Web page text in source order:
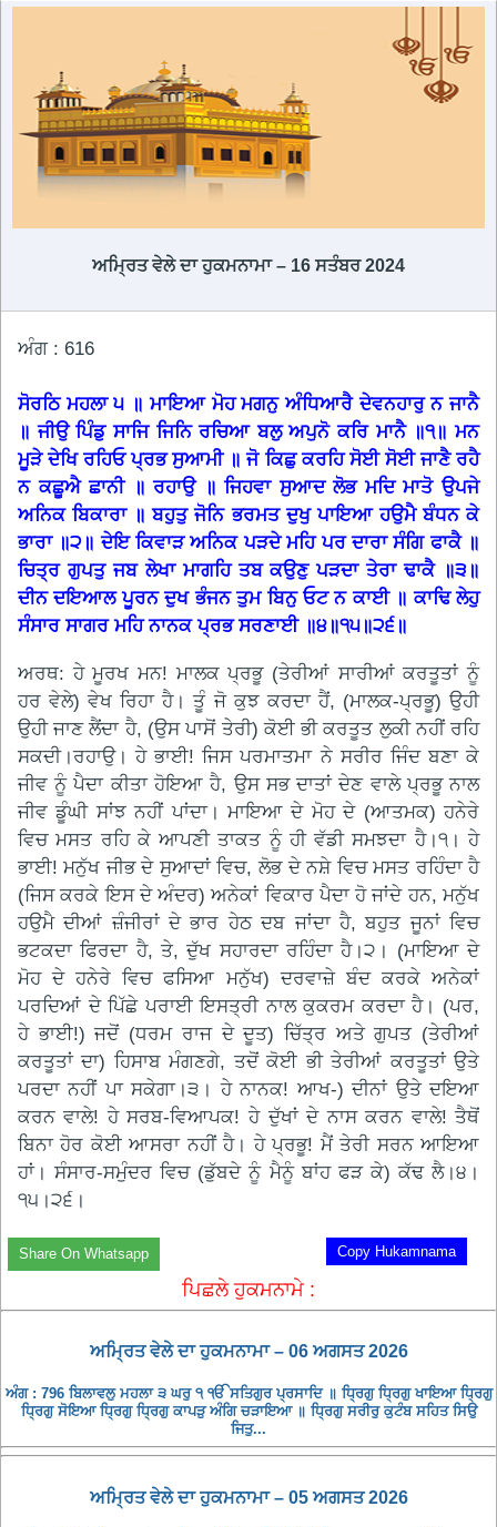
ਅਮ੍ਰਿਤ ਵੇਲੇ ਦਾ ਹੁਕਮਨਾਮਾ – 16 ਸਤੰਬਰ 2024
ਅੰਗ : 616
ਸੋਰਠਿ ਮਹਲਾ ੫ ॥ ਮਾਇਆ ਮੋਹ ਮਗਨੁ ਅੰਧਿਆਰੈ ਦੇਵਨਹਾਰੁ ਨ ਜਾਨੈ
॥ ਜੀਉ ਪਿੰਡੁ ਸਾਜਿ ਜਿਨਿ ਰਚਿਆ ਬਲੁ ਅਪੁਨੋ ਕਰਿ ਮਾਨੈ ॥੧॥ ਮਨ
ਮੂੜੇ ਦੇਖਿ ਰਹਿਓ ਪ੍ਰਭ ਸੁਆਮੀ ॥ ਜੋ ਕਿਛੁ ਕਰਹਿ ਸੋਈ ਸੋਈ ਜਾਣੈ ਰਹੈ
ਨ ਕਛੂਐ ਛਾਨੀ ॥ ਰਹਾਉ ॥ ਜਿਹਵਾ ਸੁਆਦ ਲੋਭ ਮਦਿ ਮਾਤੋ ਉਪਜੇ
ਅਨਿਕ ਬਿਕਾਰਾ ॥ ਬਹੁਤੁ ਜੋਨਿ ਭਰਮਤ ਦੁਖੁ ਪਾਇਆ ਹਉਮੈ ਬੰਧਨ ਕੇ
ਭਾਰਾ ॥੨॥ ਦੇਇ ਕਿਵਾੜ ਅਨਿਕ ਪੜਦੇ ਮਹਿ ਪਰ ਦਾਰਾ ਸੰਗਿ ਫਾਕੈ ॥
ਚਿਤ੍ਰ ਗੁਪਤੁ ਜਬ ਲੇਖਾ ਮਾਗਹਿ ਤਬ ਕਉਣੁ ਪੜਦਾ ਤੇਰਾ ਢਾਕੈ ॥੩॥
ਦੀਨ ਦਇਆਲ ਪੂਰਨ ਦੁਖ ਭੰਜਨ ਤੁਮ ਬਿਨੁ ਓਟ ਨ ਕਾਈ ॥ ਕਾਢਿ ਲੇਹੁ
ਸੰਸਾਰ ਸਾਗਰ ਮਹਿ ਨਾਨਕ ਪ੍ਰਭ ਸਰਣਾਈ ॥੪॥੧੫॥੨੬॥
ਅਰਥ: ਹੇ ਮੂਰਖ ਮਨ! ਮਾਲਕ ਪ੍ਰਭੂ (ਤੇਰੀਆਂ ਸਾਰੀਆਂ ਕਰਤੂਤਾਂ ਨੂੰ
ਹਰ ਵੇਲੇ) ਵੇਖ ਰਿਹਾ ਹੈ। ਤੂੰ ਜੋ ਕੁਝ ਕਰਦਾ ਹੈਂ, (ਮਾਲਕ-ਪ੍ਰਭੂ) ਉਹੀ
ਉਹੀ ਜਾਣ ਲੈਂਦਾ ਹੈ, (ਉਸ ਪਾਸੋਂ ਤੇਰੀ) ਕੋਈ ਭੀ ਕਰਤੂਤ ਲੁਕੀ ਨਹੀਂ ਰਹਿ
ਸਕਦੀ।ਰਹਾਉ। ਹੇ ਭਾਈ! ਜਿਸ ਪਰਮਾਤਮਾ ਨੇ ਸਰੀਰ ਜਿੰਦ ਬਣਾ ਕੇ
ਜੀਵ ਨੂੰ ਪੈਦਾ ਕੀਤਾ ਹੋਇਆ ਹੈ, ਉਸ ਸਭ ਦਾਤਾਂ ਦੇਣ ਵਾਲੇ ਪ੍ਰਭੂ ਨਾਲ
ਜੀਵ ਡੂੰਘੀ ਸਾਂਝ ਨਹੀਂ ਪਾਂਦਾ। ਮਾਇਆ ਦੇ ਮੋਹ ਦੇ (ਆਤਮਕ) ਹਨੇਰੇ
ਵਿਚ ਮਸਤ ਰਹਿ ਕੇ ਆਪਣੀ ਤਾਕਤ ਨੂੰ ਹੀ ਵੱਡੀ ਸਮਝਦਾ ਹੈ।੧। ਹੇ
ਭਾਈ! ਮਨੁੱਖ ਜੀਭ ਦੇ ਸੁਆਦਾਂ ਵਿਚ, ਲੋਭ ਦੇ ਨਸ਼ੇ ਵਿਚ ਮਸਤ ਰਹਿੰਦਾ ਹੈ
(ਜਿਸ ਕਰਕੇ ਇਸ ਦੇ ਅੰਦਰ) ਅਨੇਕਾਂ ਵਿਕਾਰ ਪੈਦਾ ਹੋ ਜਾਂਦੇ ਹਨ, ਮਨੁੱਖ
ਹਉਮੈ ਦੀਆਂ ਜ਼ੰਜੀਰਾਂ ਦੇ ਭਾਰ ਹੇਠ ਦਬ ਜਾਂਦਾ ਹੈ, ਬਹੁਤ ਜੂਨਾਂ ਵਿਚ
ਭਟਕਦਾ ਫਿਰਦਾ ਹੈ, ਤੇ, ਦੁੱਖ ਸਹਾਰਦਾ ਰਹਿੰਦਾ ਹੈ।੨। (ਮਾਇਆ ਦੇ
ਮੋਹ ਦੇ ਹਨੇਰੇ ਵਿਚ ਫਸਿਆ ਮਨੁੱਖ) ਦਰਵਾਜ਼ੇ ਬੰਦ ਕਰਕੇ ਅਨੇਕਾਂ
ਪਰਦਿਆਂ ਦੇ ਪਿੱਛੇ ਪਰਾਈ ਇਸਤ੍ਰੀ ਨਾਲ ਕੁਕਰਮ ਕਰਦਾ ਹੈ। (ਪਰ,
ਹੇ ਭਾਈ!) ਜਦੋਂ (ਧਰਮ ਰਾਜ ਦੇ ਦੂਤ) ਚਿੱਤ੍ਰ ਅਤੇ ਗੁਪਤ (ਤੇਰੀਆਂ
ਕਰਤੂਤਾਂ ਦਾ) ਹਿਸਾਬ ਮੰਗਣਗੇ, ਤਦੋਂ ਕੋਈ ਭੀ ਤੇਰੀਆਂ ਕਰਤੂਤਾਂ ਉਤੇ
ਪਰਦਾ ਨਹੀਂ ਪਾ ਸਕੇਗਾ।੩। ਹੇ ਨਾਨਕ! ਆਖ-) ਦੀਨਾਂ ਉਤੇ ਦਇਆ
ਕਰਨ ਵਾਲੇ! ਹੇ ਸਰਬ-ਵਿਆਪਕ! ਹੇ ਦੁੱਖਾਂ ਦੇ ਨਾਸ ਕਰਨ ਵਾਲੇ! ਤੈਥੋਂ
ਬਿਨਾ ਹੋਰ ਕੋਈ ਆਸਰਾ ਨਹੀਂ ਹੈ। ਹੇ ਪ੍ਰਭੂ! ਮੈਂ ਤੇਰੀ ਸਰਨ ਆਇਆ
ਹਾਂ। ਸੰਸਾਰ-ਸਮੁੰਦਰ ਵਿਚ (ਡੁੱਬਦੇ ਨੂੰ ਮੈਨੂੰ ਬਾਂਹ ਫੜ ਕੇ) ਕੱਢ ਲੈ।੪।
੧੫।੨੬।
Copy Hukamnama
Share On Whatsapp
ਪਿਛਲੇ ਹੁਕਮਨਾਮੇ :
ਅਮ੍ਰਿਤ ਵੇਲੇ ਦਾ ਹੁਕਮਨਾਮਾ – 06 ਅਗਸਤ 2026
ਅੰਗ : 796 ਬਿਲਾਵਲੁ ਮਹਲਾ ੩ ਘਰੁ ੧ ੴ ਸਤਿਗੁਰ ਪ੍ਰਸਾਦਿ ॥ ਧ੍ਰਿਗੁ ਧ੍ਰਿਗੁ ਖਾਇਆ ਧ੍ਰਿਗੁ
ਧ੍ਰਿਗੁ ਸੋਇਆ ਧ੍ਰਿਗੁ ਧ੍ਰਿਗੁ ਕਾਪੜੁ ਅੰਗਿ ਚੜਾਇਆ ॥ ਧ੍ਰਿਗੁ ਸਰੀਰੁ ਕੁਟੰਬ ਸਹਿਤ ਸਿਉ
ਜਿਤੁ...
ਅਮ੍ਰਿਤ ਵੇਲੇ ਦਾ ਹੁਕਮਨਾਮਾ – 05 ਅਗਸਤ 2026